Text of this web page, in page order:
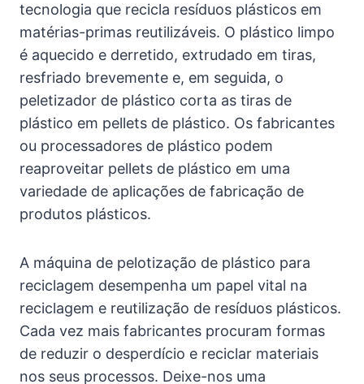
tecnologia que recicla resíduos plásticos em
matérias-primas reutilizáveis. O plástico limpo
é aquecido e derretido, extrudado em tiras,
resfriado brevemente e, em seguida, o
peletizador de plástico corta as tiras de
plástico em pellets de plástico. Os fabricantes
ou processadores de plástico podem
reaproveitar pellets de plástico em uma
variedade de aplicações de fabricação de
produtos plásticos.
A máquina de pelotização de plástico para
reciclagem desempenha um papel vital na
reciclagem e reutilização de resíduos plásticos.
Cada vez mais fabricantes procuram formas
de reduzir o desperdício e reciclar materiais
nos seus processos. Deixe-nos uma